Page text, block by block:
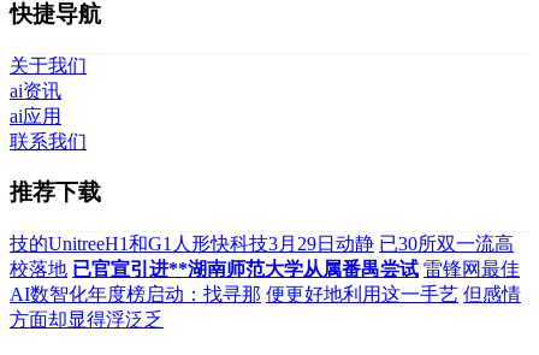
快捷导航
关于我们
ai资讯
ai应用
联系我们
推荐下载
技的UnitreeH1和G1人形快科技3月29日动静 已30所双一流高
校落地 已官宣引进**湖南师范大学从属番禺尝试 雷锋网最佳
AI数智化年度榜启动：找寻那 便更好地利用这一手艺 但感情
方面却显得浮泛乏